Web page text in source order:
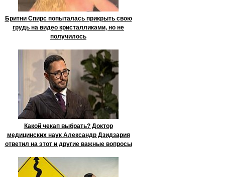
Бритни Спирс попыталась прикрыть свою
грудь на видео кристалликами, но не
получилось
Какой чекап выбрать? Доктор
медицинских наук Александр Дзидзария
ответил на этот и другие важные вопросы